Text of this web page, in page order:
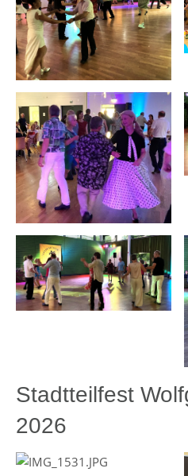
Stadtteilfest
2026